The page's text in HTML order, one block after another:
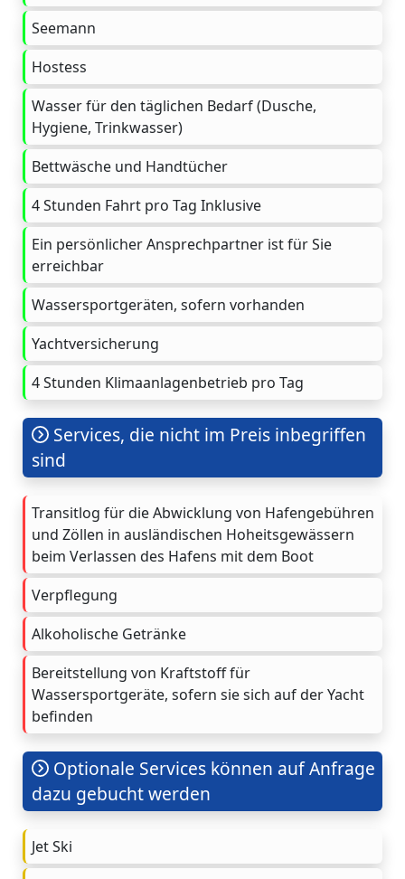
Seemann
Hostess
Wasser für den täglichen Bedarf (Dusche,
Hygiene, Trinkwasser)
Bettwäsche und Handtücher
4 Stunden Fahrt pro Tag Inklusive
Ein persönlicher Ansprechpartner ist für Sie
erreichbar
Wassersportgeräten, sofern vorhanden
Yachtversicherung
4 Stunden Klimaanlagenbetrieb pro Tag
Services, die nicht im Preis inbegriffen
sind
Transitlog für die Abwicklung von Hafengebühren
und Zöllen in ausländischen Hoheitsgewässern
beim Verlassen des Hafens mit dem Boot
Verpflegung
Alkoholische Getränke
Bereitstellung von Kraftstoff für
Wassersportgeräte, sofern sie sich auf der Yacht
befinden
Optionale Services können auf Anfrage
dazu gebucht werden
Jet Ski